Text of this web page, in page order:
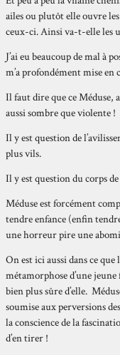
ailes ou plutôt elle ouvre
ceux-ci. Ainsi va-t-elle les
J’ai eu beaucoup de mal à
m’a profondément mise
Il faut dire que ce
aussi sombre que violente !
Il y est question de
plus vils.
Il y est question du corps
Méduse est forcément
tendre enfance (enfin
une horreur pire une
On est ici aussi dans ce
métamorphose d’une
bien plus sûre d’elle.
soumise aux perversions
la conscience de la
d’en tirer !